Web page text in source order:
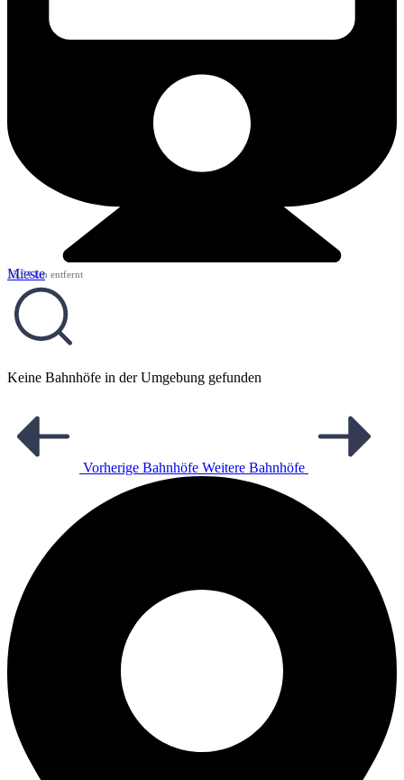
Mieste
15,64 km entfernt
Keine Bahnhöfe in der Umgebung gefunden
Vorherige Bahnhöfe Weitere Bahnhöfe